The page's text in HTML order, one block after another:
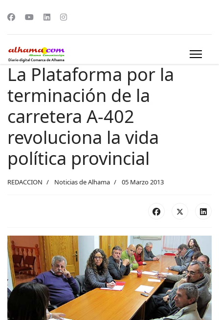
La Plataforma por la
terminación de la
carretera A-402
revoluciona la vida
política provincial
REDACCION Noticias de Alhama 05 Marzo 2013